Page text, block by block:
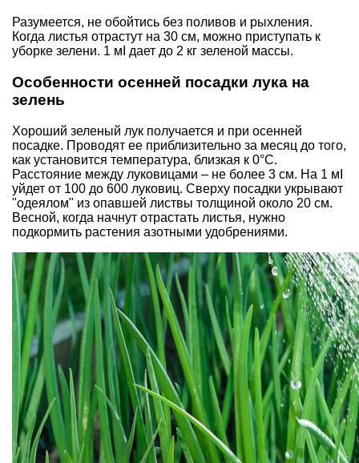
Разумеется, не обойтись без поливов и рыхления.
Когда листья отрастут на 30 см, можно приступать к
уборке зелени. 1 мІ дает до 2 кг зеленой массы.
Особенности осенней посадки лука на
зелень
Хороший зеленый лук получается и при осенней
посадке. Проводят ее приблизительно за месяц до того,
как установится температура, близкая к 0°С.
Расстояние между луковицами – не более 3 см. На 1 мІ
уйдет от 100 до 600 луковиц. Сверху посадки укрывают
"одеялом" из опавшей листвы толщиной около 20 см.
Весной, когда начнут отрастать листья, нужно
подкормить растения азотными удобрениями.